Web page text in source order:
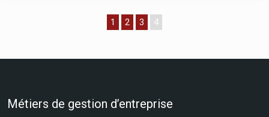
1 2 3 4
Métiers de gestion d’entreprise